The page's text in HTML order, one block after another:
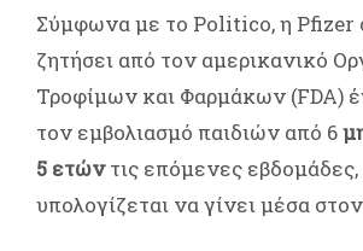
Σύμφωνα με το Politico, η Pfizer
ζητήσει από τον αμερικανικό
Τροφίμων και Φαρμάκων (FDA)
τον εμβολιασμό παιδιών από 6
5 ετώντις επόμενες εβδομάδες,
υπολογίζεται να γίνει μέσα